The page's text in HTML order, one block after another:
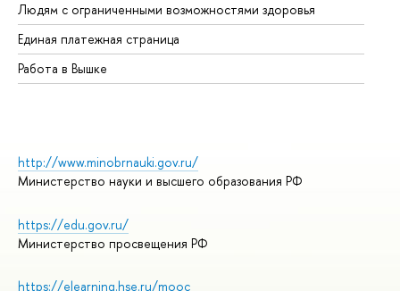
Людям с ограниченными возможностями здоровья
Единая платежная страница
Работа в Вышке
http://www.minobrnauki.gov.ru/
Министерство науки и высшего образования РФ
https://edu.gov.ru/
Министерство просвещения РФ
https://elearning.hse.ru/mooc